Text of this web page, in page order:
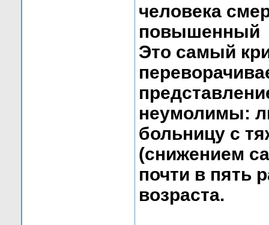
человека
повышенный
Это самый
неумолимы:
больницу с
(снижением
почти в пять
возраста.